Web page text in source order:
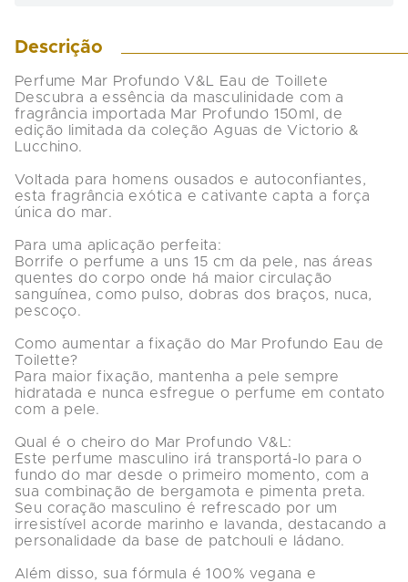
Descrição
Perfume Mar Profundo V&L Eau de Toillete
Descubra a essência da masculinidade com a
fragrância importada Mar Profundo 150ml, de
edição limitada da coleção Aguas de Victorio &
Lucchino.
Voltada para homens ousados e autoconfiantes,
esta fragrância exótica e cativante capta a força
única do mar.
Para uma aplicação perfeita:
Borrife o perfume a uns 15 cm da pele, nas áreas
quentes do corpo onde há maior circulação
sanguínea, como pulso, dobras dos braços, nuca,
pescoço.
Como aumentar a fixação do Mar Profundo Eau de
Toilette?
Para maior fixação, mantenha a pele sempre
hidratada e nunca esfregue o perfume em contato
com a pele.
Qual é o cheiro do Mar Profundo V&L:
Este perfume masculino irá transportá-lo para o
fundo do mar desde o primeiro momento, com a
sua combinação de bergamota e pimenta preta.
Seu coração masculino é refrescado por um
irresistível acorde marinho e lavanda, destacando a
personalidade da base de patchouli e ládano.
Além disso, sua fórmula é 100% vegana e